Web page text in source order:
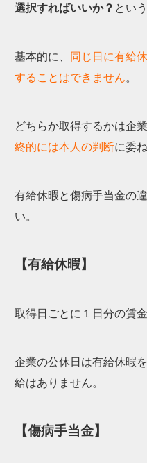
選択すればいいか？ とい
基本的に、 同じ日に有給
することはできません。
どちらか取得するかは企
終的には本人の判断に委
有給休暇と傷病手当金の
い。
【有給休暇】
取得日ごとに１日分の賃
企業の公休日は有給休暇
給はありません。
【傷病手当金】